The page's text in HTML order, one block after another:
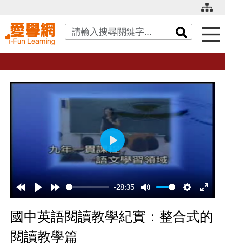
關鍵字搜尋
-28:35
播
放
國中英語閱讀教學紀實：整合式的
閱讀教學篇